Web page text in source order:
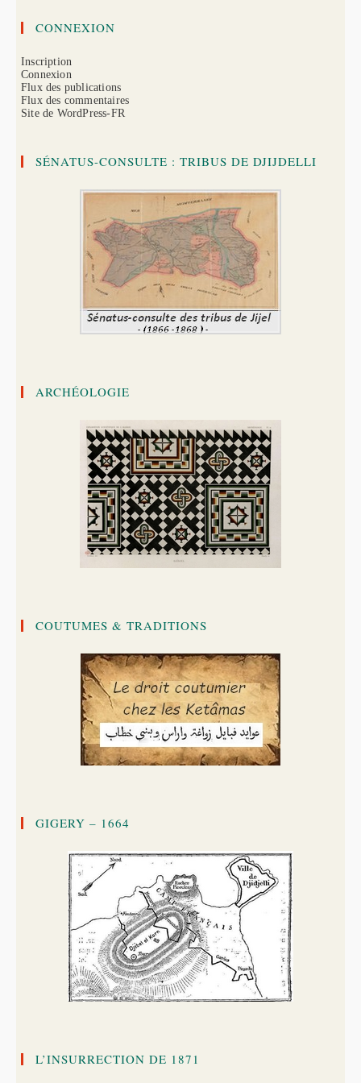
CONNEXION
Inscription
Connexion
Flux des publications
Flux des commentaires
Site de WordPress-FR
SÉNATUS-CONSULTE : TRIBUS DE DJIJDELLI
ARCHÉOLOGIE
COUTUMES & TRADITIONS
GIGERY – 1664
L’INSURRECTION DE 1871